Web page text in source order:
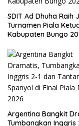
SDIT Ad Dhuha Raih
Turnamen Piala
Kabupaten Bungo
Argentina Bangkit
Tumbangkan Inggris